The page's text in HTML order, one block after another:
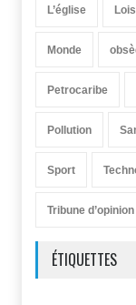
L’église
Monde
Petrocaribe
Pollution
Sport
Tribune d’opinion
ÉTIQUETTES